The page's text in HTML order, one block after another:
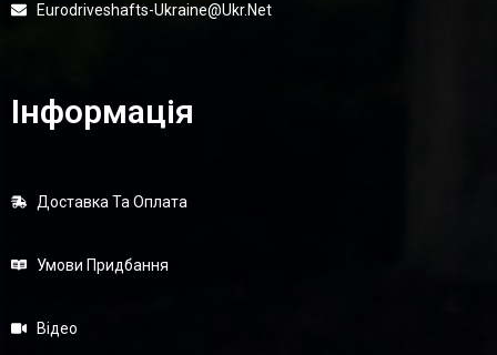
Eurodriveshafts-Ukraine@ukr.net
Інформація
Доставка Та Оплата
Умови Придбання
Відео